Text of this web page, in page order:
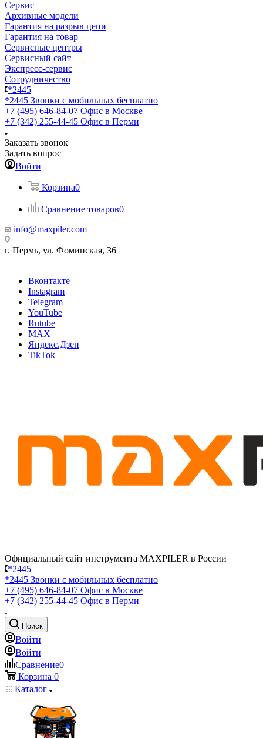
Сервис
Архивные модели
Гарантия на разрыв цепи
Гарантия на товар
Сервисные центры
Сервисный сайт
Экспресс-сервис
Сотрудничество
*2445
*2445 Звонки с мобильных бесплатно
+7 (495) 646-84-07 Офис в Москве
+7 (342) 255-44-45 Офис в Перми
Заказать звонок
Задать вопрос
Войти
Корзина0
Сравнение товаров0
info@maxpiler.com
г. Пермь, ул. Фоминская, 36
Вконтакте
Instagram
Telegram
YouTube
Rutube
MAX
Яндекс.Дзен
TikTok
Официальный сайт инструмента MAXPILER в России
*2445
*2445 Звонки с мобильных бесплатно
+7 (495) 646-84-07 Офис в Москве
+7 (342) 255-44-45 Офис в Перми
Поиск
Войти
Войти
Сравнение0
Корзина 0
Каталог